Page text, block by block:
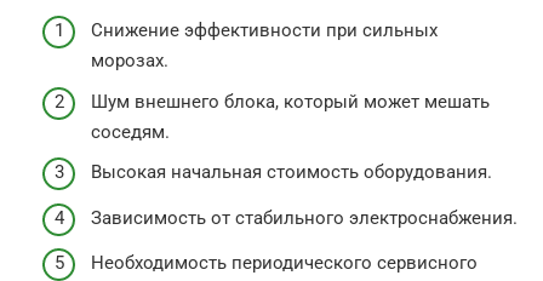
Снижение эффективности при сильных
морозах.
Шум внешнего блока, который может мешать
соседям.
Высокая начальная стоимость оборудования.
Зависимость от стабильного электроснабжения.
Необходимость периодического сервисного